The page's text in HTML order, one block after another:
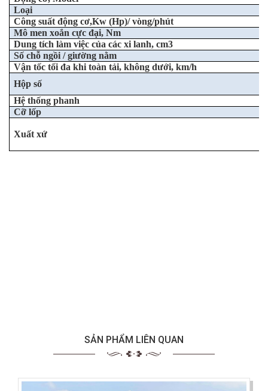
Loại
Công suất động cơ,Kw (Hp)/ vòng/phút
Mô men xoắn cực đại, Nm
Dung tích làm việc của các xi lanh, cm3
Số chỗ ngồi / giường nằm
Vận tốc tối đa khi toàn tải, không dưới, km/h
Hộp số
Hệ thống phanh
Cỡ lốp
Xuất xứ
SẢN PHẨM LIÊN QUAN